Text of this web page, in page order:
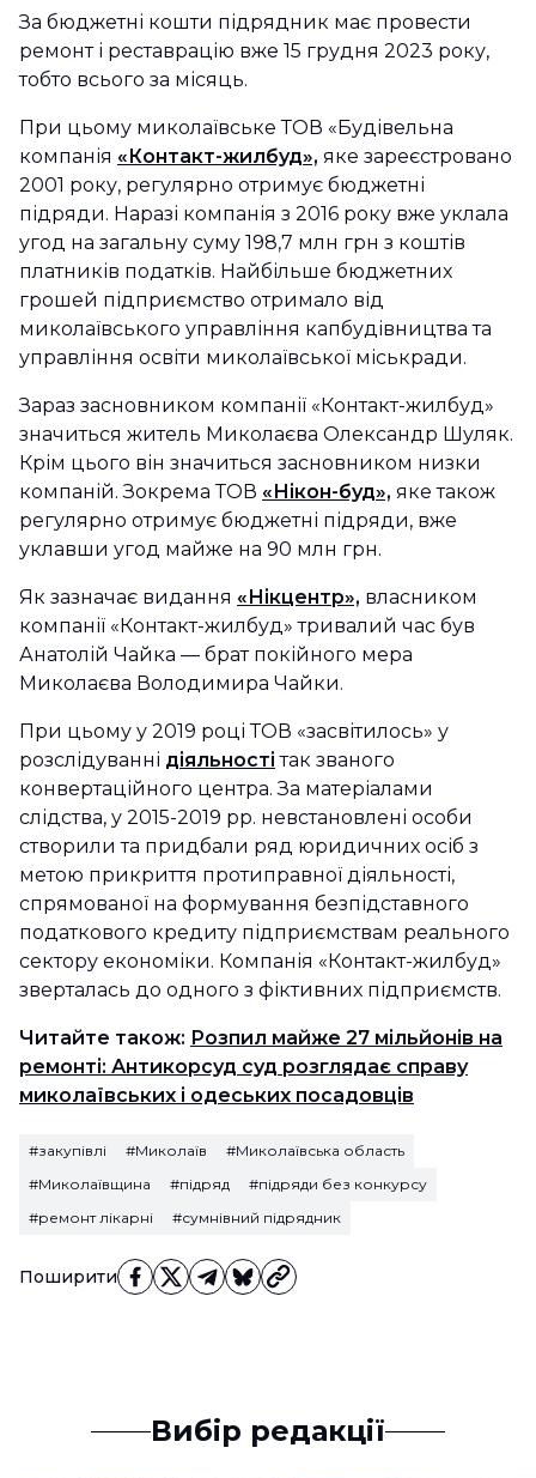
Поширити
За бюджетні кошти підрядник має провести
ремонт і реставрацію вже 15 грудня 2023 року,
тобто всього за місяць.
При цьому миколаївське ТОВ «Будівельна
компанія «Контакт-жилбуд», яке зареєстровано
2001 року, регулярно отримує бюджетні
підряди. Наразі компанія з 2016 року вже уклала
угод на загальну суму 198,7 млн грн з коштів
платників податків. Найбільше бюджетних
грошей підприємство отримало від
миколаївського управління капбудівництва та
управління освіти миколаївської міськради.
Зараз засновником компанії «Контакт-жилбуд»
значиться житель Миколаєва Олександр Шуляк.
Крім цього він значиться засновником низки
компаній. Зокрема ТОВ «Нікон-буд», яке також
регулярно отримує бюджетні підряди, вже
уклавши угод майже на 90 млн грн.
Як зазначає видання «Нікцентр», власником
компанії «Контакт-жилбуд» тривалий час був
Анатолій Чайка — брат покійного мера
Миколаєва Володимира Чайки.
При цьому у 2019 році ТОВ «засвітилось» у
розслідуванні діяльності так званого
конвертаційного центра. За матеріалами
слідства, у 2015-2019 рр. невстановлені особи
створили та придбали ряд юридичних осіб з
метою прикриття протиправної діяльності,
спрямованої на формування безпідставного
податкового кредиту підприємствам реального
сектору економіки. Компанія «Контакт-жилбуд»
зверталась до одного з фіктивних підприємств.
Читайте також: Розпил майже 27 мільйонів на
ремонті: Антикорсуд суд розглядає справу
миколаївських і одеських посадовців
#закупівлі #Миколаїв
#Миколаївська область
#Миколаївщина
#підряд
#підряди без конкурсу
#ремонт лікарні
#сумнівний підрядник
Вибір редакції